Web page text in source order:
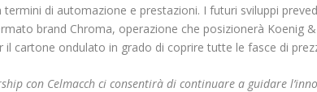
termini di automazione e prestazioni. I futuri sviluppi
brand Chroma, operazione che posizionerà Koenig
il cartone ondulato in grado di coprire tutte le fasce di
con Celmacch ci consentirà di continuare a guidare